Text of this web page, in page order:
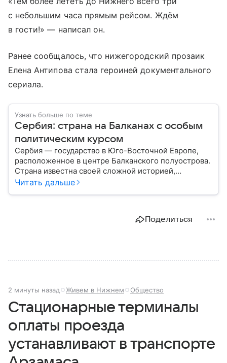
с небольшим часа прямым рейсом. Ждём
в гости!» — написал он.
Ранее сообщалось, что нижегородский прозаик
Елена Антипова стала героиней документального
сериала.
Узнать больше по теме
Сербия: страна на Балканах с особым
политическим курсом
Сербия — государство в Юго-Восточной Европе,
расположенное в центре Балканского полуострова.
Страна известна своей сложной историей,
культурным наследием и особым
Читать дальше
Поделиться
2 минуты назад Живем в Нижнем Общество
Стационарные терминалы
оплаты проезда
устанавливают в транспорте